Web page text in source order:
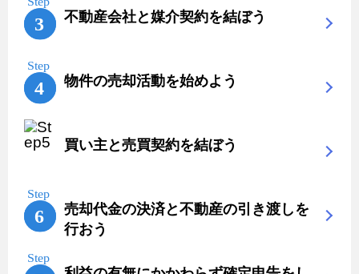
不動産会社と媒介契約を結ぼう
物件の売却活動を始めよう
買い主と売買契約を結ぼう
売却代金の決済と不動産の引き渡しを
行おう